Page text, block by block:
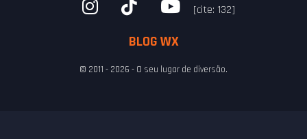
[cite: 132]
BLOG WX
© 2011 - 2026 - O seu lugar de diversão.